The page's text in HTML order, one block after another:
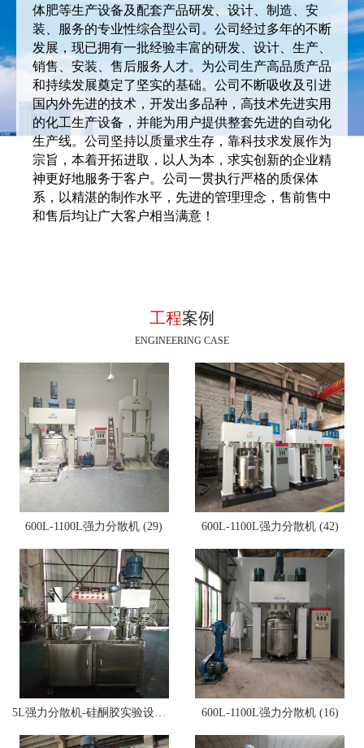
体肥等生产设备及配套产品研发、设计、制造、安
装、服务的专业性综合型公司。公司经过多年的不断
发展，现已拥有一批经验丰富的研发、设计、生产、
销售、安装、售后服务人才。为公司生产高品质产品
和持续发展奠定了坚实的基础。公司不断吸收及引进
国内外先进的技术，开发出多品种，高技术先进实用
的化工生产设备，并能为用户提供整套先进的自动化
生产线。公司坚持以质量求生存，靠科技求发展作为
宗旨，本着开拓进取，以人为本，求实创新的企业精
神更好地服务于客户。公司一贯执行严格的质保体
系，以精湛的制作水平，先进的管理理念，售前售中
和售后均让广大客户相当满意！
工程案例
ENGINEERING CASE
600L-1100L强力分散机 (29) 600L-1100L强力分散机 (42)
5L强力分散机-硅酮胶实验设备 (10) 600L-1100L强力分散机 (16)